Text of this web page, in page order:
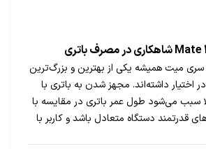
میت همیشه یکی از بهترین و بزرگ‌ترین
در اختیار داشته‌اند. مجهز شدن به باتری‌‌ با
سبب می‏‌شود طول عمر باتری در مقایسه با
قدرتمند دستگاه متعادل باشد و کاربر با